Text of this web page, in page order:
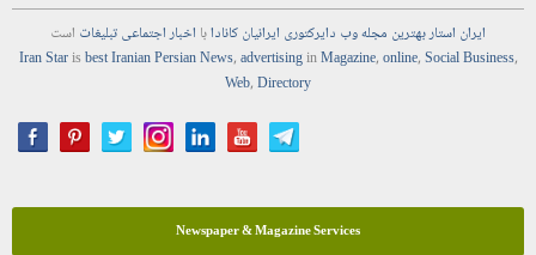
ایران استاربهترین مجلهوب دایرکتوری ایرانیان کانادابا اخباراجتماعیتبلیغات است
Iran Starisbest Iranian PersianNews,advertisinginMagazine,online,Social Business,
Web,Directory
Newspaper & Magazine Services